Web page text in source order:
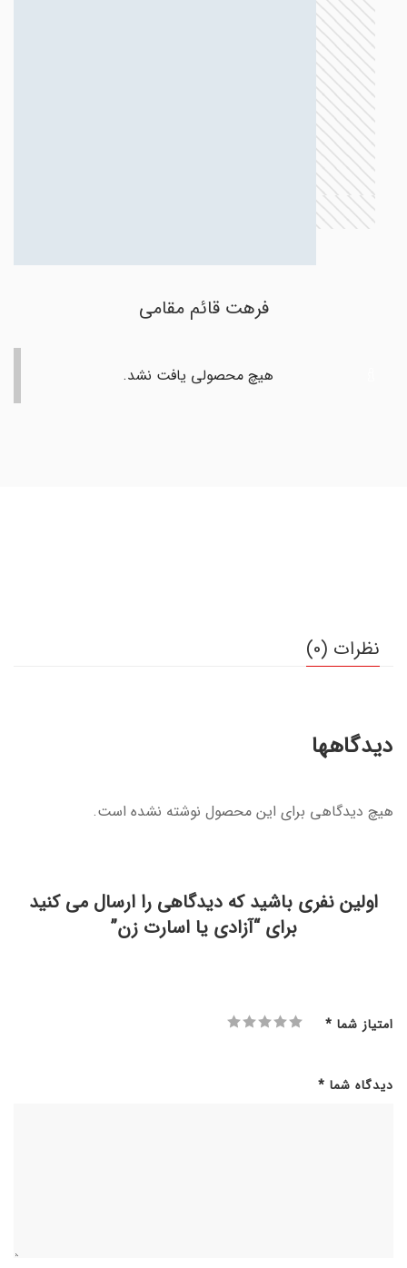
فرهت قائم مقامی
هیچ محصولی یافت نشد.
نظرات (0)
دیدگاهها
هیچ دیدگاهی برای این محصول نوشته نشده است.
اولین نفری باشید که دیدگاهی را ارسال می کنید
برای “آزادی یا اسارت زن”
امتیاز شما *
دیدگاه شما *